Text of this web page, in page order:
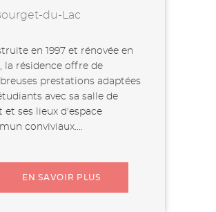
du-Lac
en 1997 et rénovée en
la résidence offre de
prestations adaptées
avec sa salle de
et ses lieux d'espace
conviviaux....
EN SAVOIR PLUS